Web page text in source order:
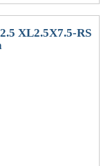
XL2.5X7.5-RS